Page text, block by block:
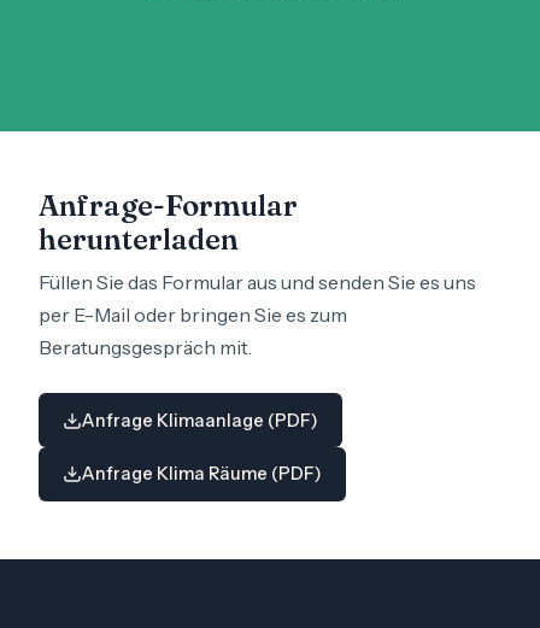
Anfrage-Formular
herunterladen
Füllen Sie das Formular aus und senden Sie es uns
per E-Mail oder bringen Sie es zum
Beratungsgespräch mit.
Anfrage Klimaanlage (PDF)
Anfrage Klima Räume (PDF)